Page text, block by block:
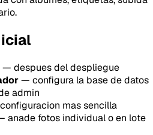
— despues del despliegue
— configura la base de datos
admin
mas sencilla
anade fotos individual o en lote